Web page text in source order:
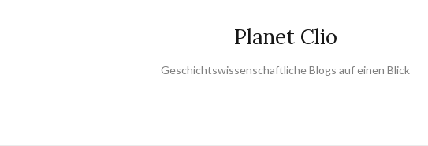
Planet Clio
Geschichtswissenschaftliche Blogs auf einen Blick